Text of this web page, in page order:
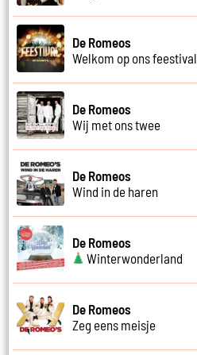
De Romeos
Welkom op ons feestival
De Romeos
Wij met ons twee
De Romeos
Wind in de haren
De Romeos
Winterwonderland
De Romeos
Zeg eens meisje